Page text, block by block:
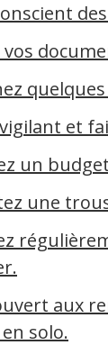
vos
et
un
une
aux
solo.